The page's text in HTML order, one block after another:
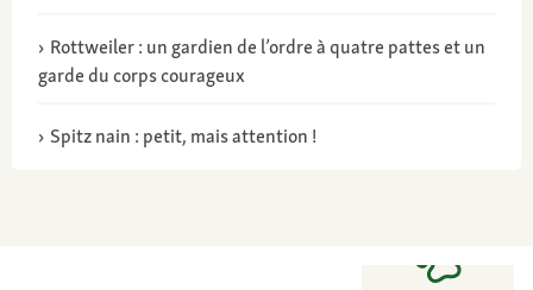
Rottweiler : un gardien de l’ordre à quatre pattes et un
garde du corps courageux
Spitz nain : petit, mais attention !